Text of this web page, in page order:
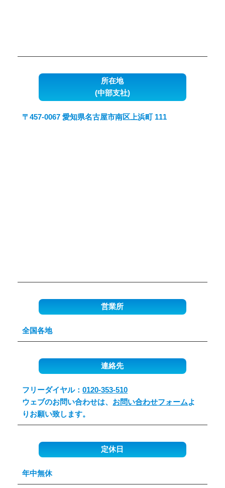
所在地
(中部支社)
〒457-0067 愛知県名古屋市南区上浜町 111
営業所
全国各地
連絡先
フリーダイヤル：0120-353-510
ウェブのお問い合わせは、 お問い合わせフォームよ
りお願い致します。
定休日
年中無休